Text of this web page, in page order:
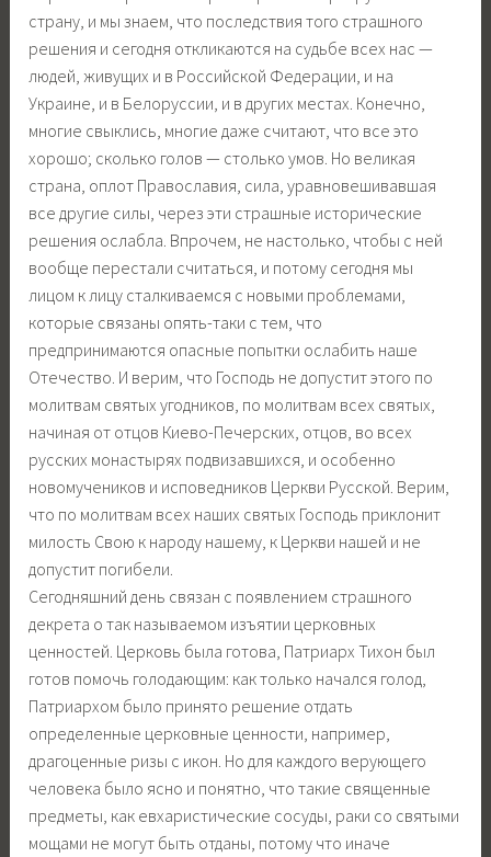
страну, и мы знаем, что последствия того страшного
решения и сегодня откликаются на судьбе всех нас —
людей, живущих и в Российской Федерации, и на
Украине, и в Белоруссии, и в других местах. Конечно,
многие свыклись, многие даже считают, что все это
хорошо; сколько голов — столько умов. Но великая
страна, оплот Православия, сила, уравновешивавшая
все другие силы, через эти страшные исторические
решения ослабла. Впрочем, не настолько, чтобы с ней
вообще перестали считаться, и потому сегодня мы
лицом к лицу сталкиваемся с новыми проблемами,
которые связаны опять-таки с тем, что
предпринимаются опасные попытки ослабить наше
Отечество. И верим, что Господь не допустит этого по
молитвам святых угодников, по молитвам всех святых,
начиная от отцов Киево-Печерских, отцов, во всех
русских монастырях подвизавшихся, и особенно
новомучеников и исповедников Церкви Русской. Верим,
что по молитвам всех наших святых Господь приклонит
милость Свою к народу нашему, к Церкви нашей и не
допустит погибели.
Сегодняшний день связан с появлением страшного
декрета о так называемом изъятии церковных
ценностей. Церковь была готова, Патриарх Тихон был
готов помочь голодающим: как только начался голод,
Патриархом было принято решение отдать
определенные церковные ценности, например,
драгоценные ризы с икон. Но для каждого верующего
человека было ясно и понятно, что такие священные
предметы, как евхаристические сосуды, раки со святыми
мощами не могут быть отданы, потому что иначе